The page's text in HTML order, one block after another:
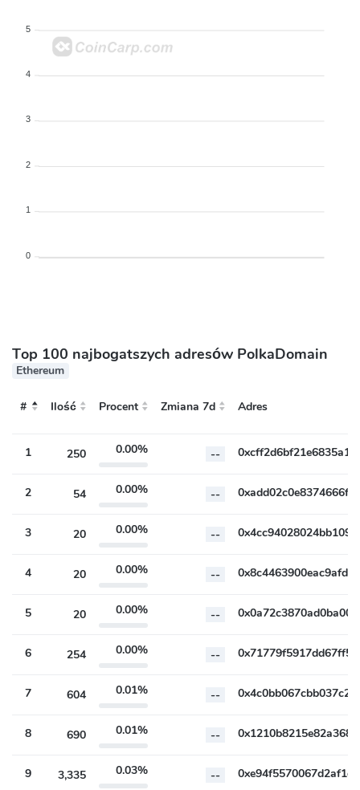
5
4
3
2
1
0
Top 100 najbogatszych adresów PolkaDomain
Ethereum
# Ilość Procent Zmiana 7d
Adres
1
250 0.00% --
2 54 0.00% --
3 20 0.00% --
4 20 0.00% --
5 20 0.00% --
6 254 0.00% --
7 604 0.01% --
8 690 0.01% --
9 3,335 0.03% --